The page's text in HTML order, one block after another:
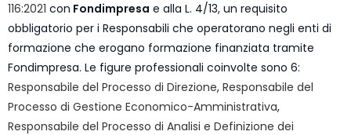
116:2021 con Fondimpresa e alla L. 4/13, un requisito
obbligatorio per i Responsabili che operatorano negli enti di
formazione che erogano formazione finanziata tramite
Fondimpresa. Le figure professionali coinvolte sono 6:
Responsabile del Processo di Direzione, Responsabile del
Processo di Gestione Economico-Amministrativa,
Responsabile del Processo di Analisi e Definizione dei